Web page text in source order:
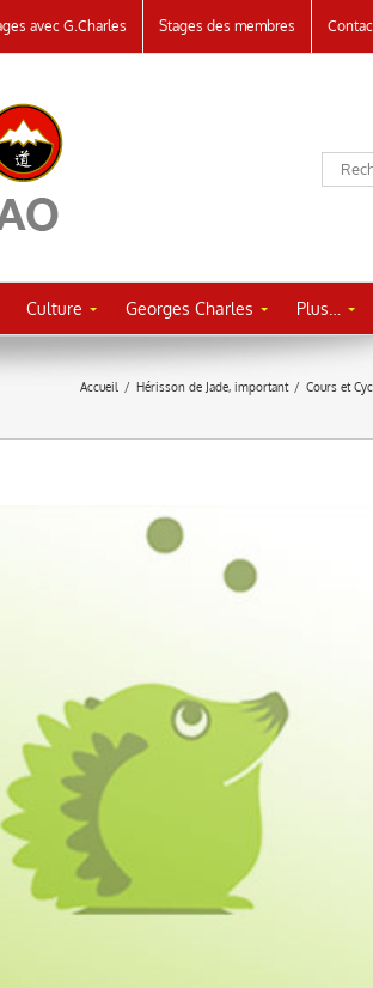
avec G.Charles Stages des membres
Culture Georges Charles Plus…
Accueil / Hérisson de Jade, important / Cours et